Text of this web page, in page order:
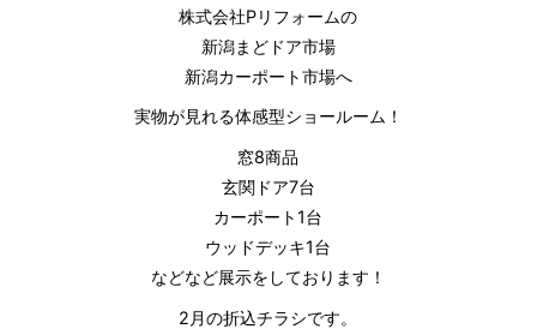
株式会社Pリフォームの
新潟まどドア市場
新潟カーポート市場へ
実物が見れる体感型ショールーム！
窓8商品
玄関ドア7台
カーポート1台
ウッドデッキ1台
などなど展示をしております！
2月の折込チラシです。